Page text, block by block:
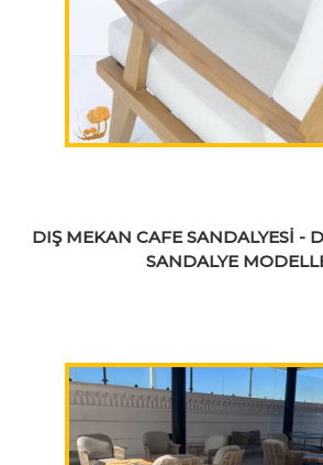
DIŞ MEKAN CAFE SANDALYESİ -
SANDALYE